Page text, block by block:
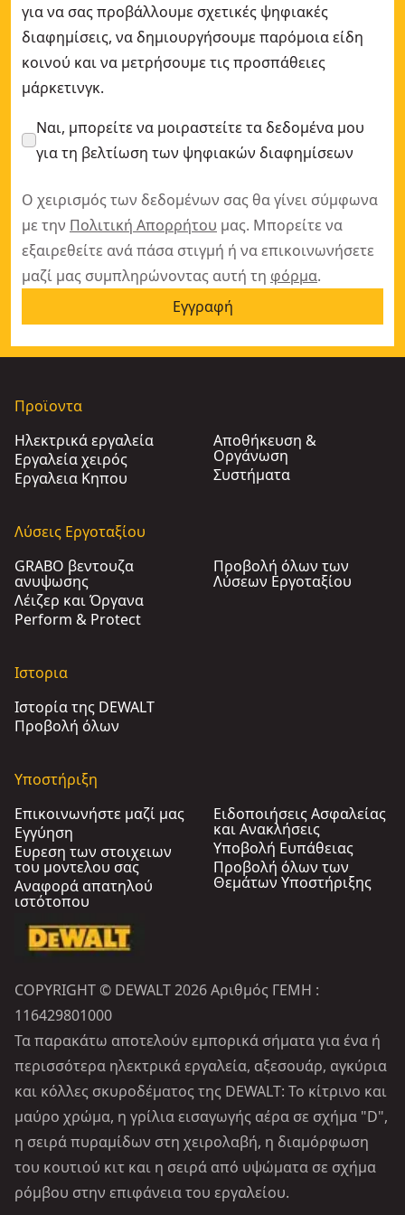
για να σας προβάλλουμε σχετικές ψηφιακές
διαφημίσεις, να δημιουργήσουμε παρόμοια είδη
κοινού και να μετρήσουμε τις προσπάθειες
μάρκετινγκ.
Ναι, μπορείτε να μοιραστείτε τα δεδομένα μου
για τη βελτίωση των ψηφιακών διαφημίσεων
Ο χειρισμός των δεδομένων σας θα γίνει σύμφωνα
με την Πολιτική Απορρήτου μας. Μπορείτε να
εξαιρεθείτε ανά πάσα στιγμή ή να επικοινωνήσετε
μαζί μας συμπληρώνοντας αυτή τη φόρμα.
Εγγραφή
Προϊοντα
Ηλεκτρικά εργαλεία
Εργαλεία χειρός
Εργαλεια Κηπου​
Αποθήκευση &
Οργάνωση
Συστήματα
Λύσεις Εργοταξίου
GRABO βεντουζα
ανυψωσης
Λέιζερ και Όργανα
Perform & Protect
Προβολή όλων των
Λύσεων Εργοταξίου
Ιστορια
Ιστορία της DEWALT
Προβολή όλων
Υποστήριξη
Επικοινωνήστε μαζί μας
Εγγύηση
Ευρεση των στοιχειων
του μοντελου σας
Αναφορά απατηλού
ιστότοπου
Ειδοποιήσεις Ασφαλείας
και Ανακλήσεις
Υποβολή Ευπάθειας
Προβολή όλων των
Θεμάτων Υποστήριξης
COPYRIGHT © DEWALT 2026 Αριθμός ΓΕΜΗ :
116429801000
Τα παρακάτω αποτελούν εμπορικά σήματα για ένα ή
περισσότερα ηλεκτρικά εργαλεία, αξεσουάρ, αγκύρια
και κόλλες σκυροδέματος της DEWALT: Το κίτρινο και
μαύρο χρώμα, η γρίλια εισαγωγής αέρα σε σχήμα "D",
η σειρά πυραμίδων στη χειρολαβή, η διαμόρφωση
του κουτιού κιτ και η σειρά από υψώματα σε σχήμα
ρόμβου στην επιφάνεια του εργαλείου.